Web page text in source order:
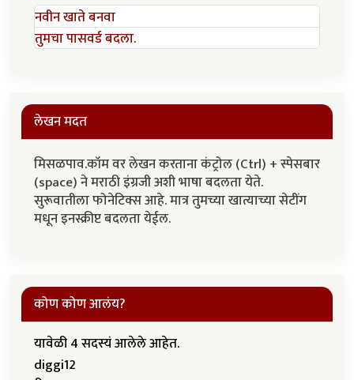
नवीन खाते बनवा
तुमचा पासवर्ड बदला.
लेखन मदत
मिसळपाव.कॉम वर लेखन करताना कंट्रोल (Ctrl) + स्पेसबार
(space) ने मराठी इंग्रजी अशी भाषा बदलता येते.
सुरूवातीला फोनेटिक्स आहे. मात्र तुमच्या खात्याच्या सेटींग
मधून इनस्क्रीप्ट बदलता येईल.
कोण कोण आलंय?
यावेळी 4 सदस्यं आलेले आहेत.
diggi12